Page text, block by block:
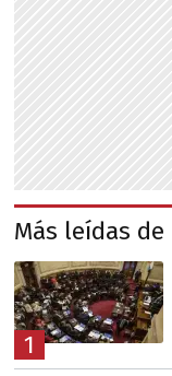
Más leídas de
1